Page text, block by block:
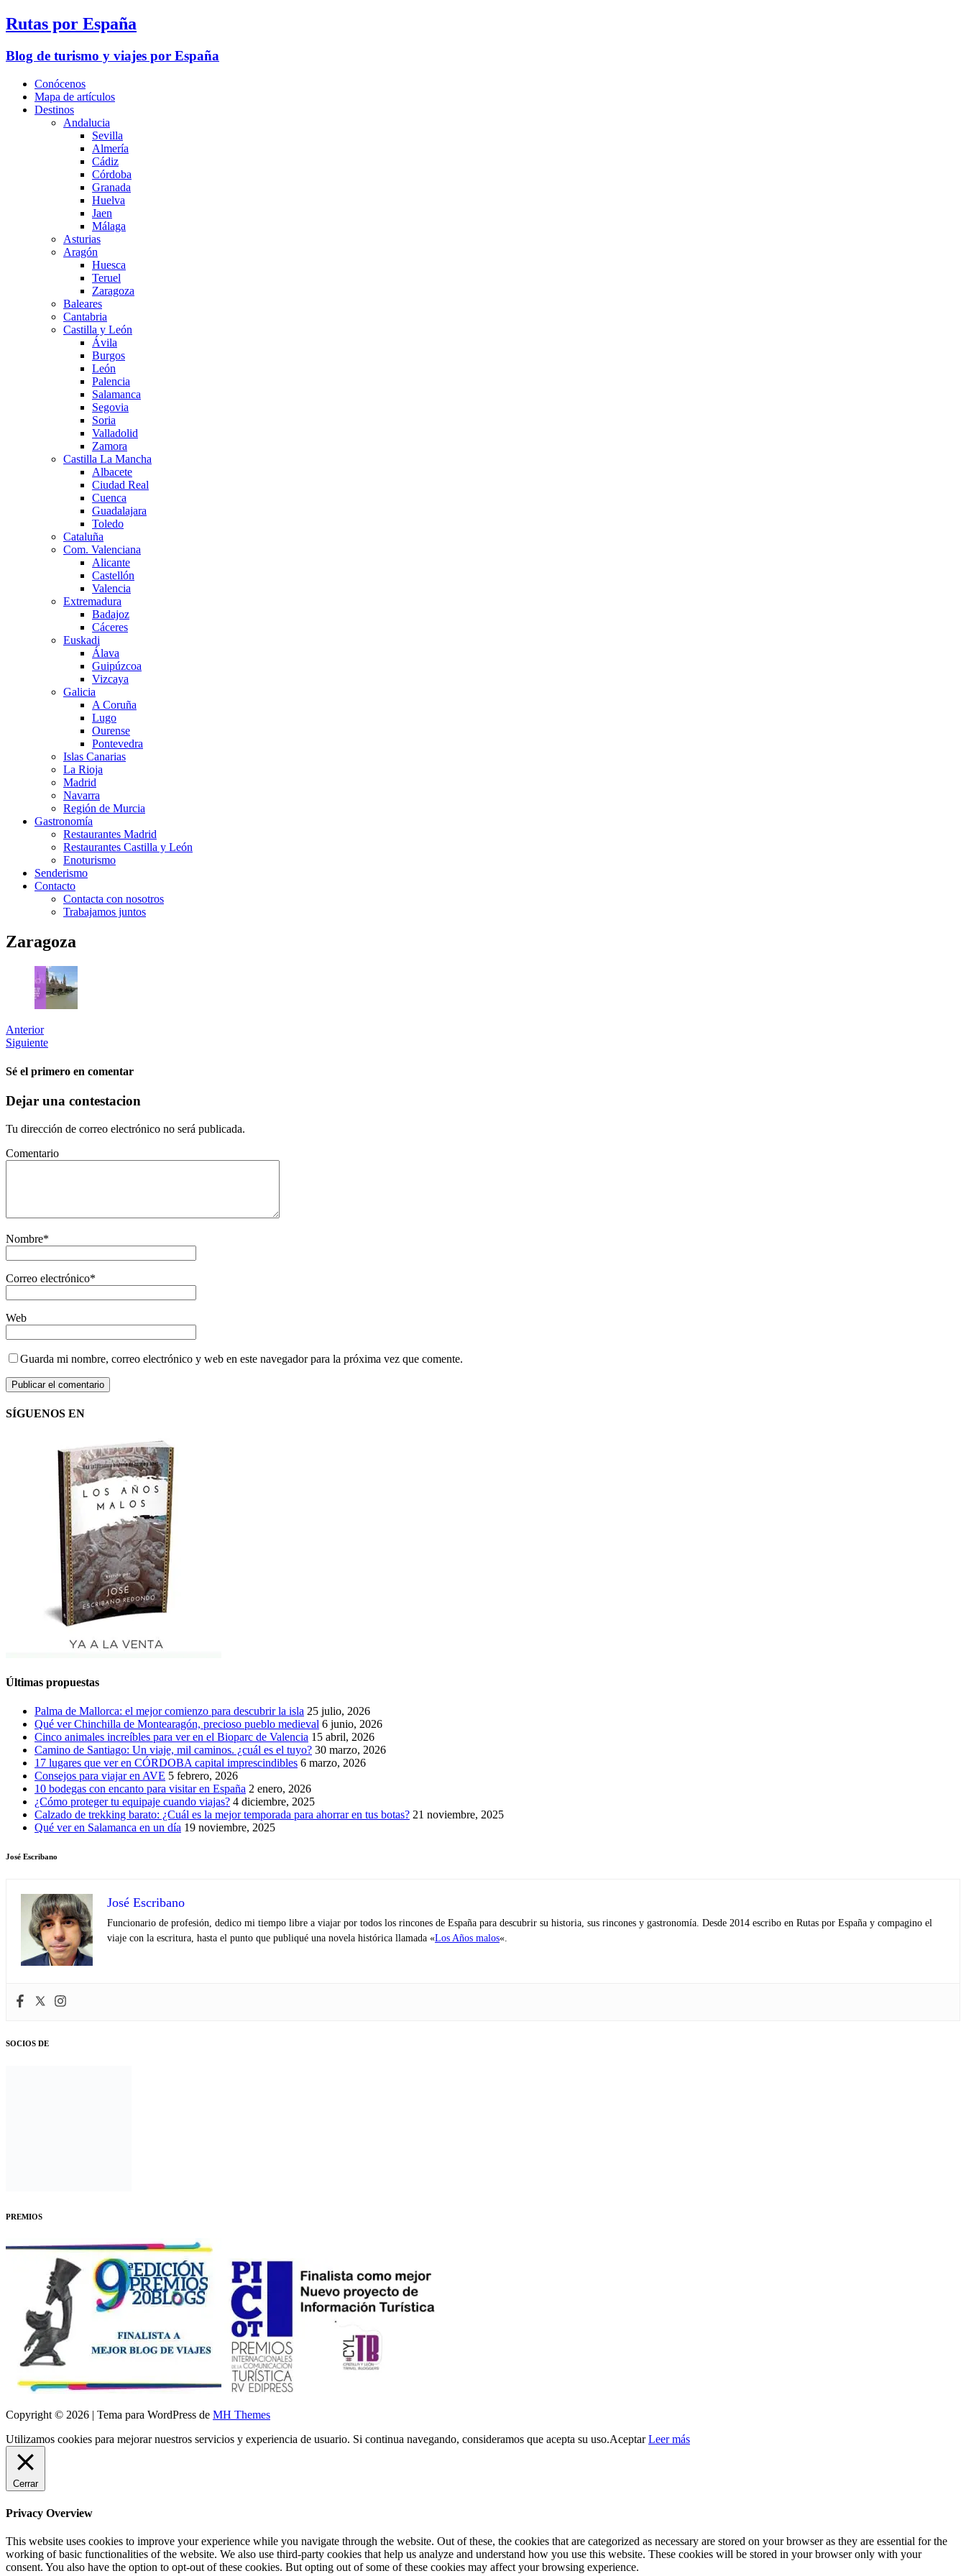
Rutas por España
Blog de turismo y viajes por España
Conócenos
Mapa de artículos
Destinos
Andalucia
Sevilla
Almería
Cádiz
Córdoba
Granada
Huelva
Jaen
Málaga
Asturias
Aragón
Huesca
Teruel
Zaragoza
Baleares
Cantabria
Castilla y León
Ávila
Burgos
León
Palencia
Salamanca
Segovia
Soria
Valladolid
Zamora
Castilla La Mancha
Albacete
Ciudad Real
Cuenca
Guadalajara
Toledo
Cataluña
Com. Valenciana
Alicante
Castellón
Valencia
Extremadura
Badajoz
Cáceres
Euskadi
Álava
Guipúzcoa
Vizcaya
Galicia
A Coruña
Lugo
Ourense
Pontevedra
Islas Canarias
La Rioja
Madrid
Navarra
Región de Murcia
Gastronomía
Restaurantes Madrid
Restaurantes Castilla y León
Enoturismo
Senderismo
Contacto
Contacta con nosotros
Trabajamos juntos
Zaragoza
Anterior
Siguiente
Sé el primero en comentar
Dejar una contestacion
Tu dirección de correo electrónico no será publicada.
Comentario
Nombre*
Correo electrónico*
Web
Guarda mi nombre, correo electrónico y web en este navegador para la próxima vez que comente.
SÍGUENOS EN
Últimas propuestas
Palma de Mallorca: el mejor comienzo para descubrir la isla 25 julio, 2026
Qué ver Chinchilla de Montearagón, precioso pueblo medieval 6 junio, 2026
Cinco animales increíbles para ver en el Bioparc de Valencia 15 abril, 2026
Camino de Santiago: Un viaje, mil caminos. ¿cuál es el tuyo? 30 marzo, 2026
17 lugares que ver en CÓRDOBA capital imprescindibles 6 marzo, 2026
Consejos para viajar en AVE 5 febrero, 2026
10 bodegas con encanto para visitar en España 2 enero, 2026
¿Cómo proteger tu equipaje cuando viajas? 4 diciembre, 2025
Calzado de trekking barato: ¿Cuál es la mejor temporada para ahorrar en tus botas? 21 noviembre, 2025
Qué ver en Salamanca en un día 19 noviembre, 2025
José Escribano
José Escribano
Funcionario de profesión, dedico mi tiempo libre a viajar por todos los rincones de España para descubrir su historia, sus rincones y gastronomía. Desde 2014 escribo en Rutas por España y compagino el
viaje con la escritura, hasta el punto que publiqué una novela histórica llamada «Los Años malos«.
SOCIOS DE
PREMIOS
Copyright © 2026 | Tema para WordPress de MH Themes
Utilizamos cookies para mejorar nuestros servicios y experiencia de usuario. Si continua navegando, consideramos que acepta su uso.Aceptar Leer más
Cerrar
Privacy Overview
This website uses cookies to improve your experience while you navigate through the website. Out of these, the cookies that are categorized as necessary are stored on your browser as they are essential for the
working of basic functionalities of the website. We also use third-party cookies that help us analyze and understand how you use this website. These cookies will be stored in your browser only with your
consent. You also have the option to opt-out of these cookies. But opting out of some of these cookies may affect your browsing experience.